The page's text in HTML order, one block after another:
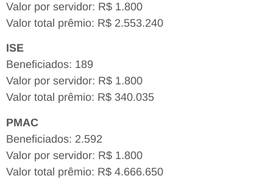
Valor por servidor: R$ 1.800
Valor total prêmio: R$ 2.553.240
ISE
Beneficiados: 189
Valor por servidor: R$ 1.800
Valor total prêmio: R$ 340.035
PMAC
Beneficiados: 2.592
Valor por servidor: R$ 1.800
Valor total prêmio: R$ 4.666.650